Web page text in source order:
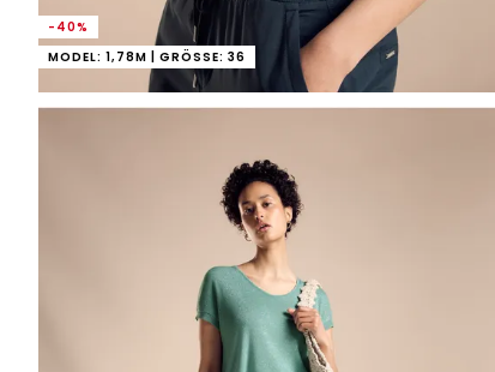
-40%
MODEL: 1,78M | GRÖSSE: 36